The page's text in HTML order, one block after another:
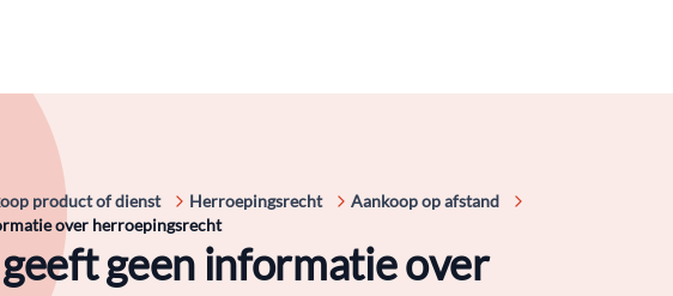
product of dienst Herroepingsrecht
Aankoop op afstand
over herroepingsrecht
geen informatie over